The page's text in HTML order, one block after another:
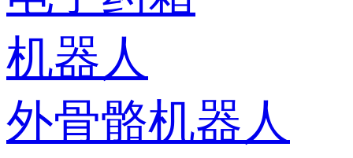
机器人
外骨骼机器人